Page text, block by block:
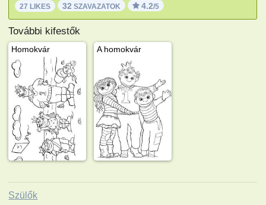
27 LIKES 32 SZAVAZATOK 4.2/5
További kifestők
Homokvár A homokvár
Szülők